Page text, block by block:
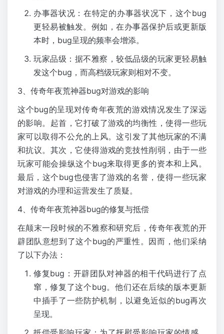
办事器状况：在特定的办事器状况下，这个bug
更轻易被触发。例如，在办事器保护后或更新版
本时，bug呈现的频率会增添。
玩家品级：据不雅察，较低品级的玩家更轻易触
发这个bug，而高档级玩家则相对不变。
3、传奇年夜荒神器bug对游戏的影响
这个bug的呈现对传奇年夜荒的游戏情况发生了深远
的影响。起首，它打破了游戏的均衡性，使得一些玩
家可以取得不公允的上风。这引发了其他玩家的不满
和抗议。其次，它使得游戏的竞技性削弱，由于一些
玩家可能会操纵这个bug来取得更多的资本和上风。
最后，这个bug也侵害了游戏的名誉，使得一些玩家
对游戏的办理和运营发生了质疑。
4、传奇年夜荒神器bug的修复与抵偿
在颠末一段时候的不雅察和研究后，传奇年夜荒的开
辟团队意想到了这个bug的严重性。因而，他们采纳
了以下办法：
修复bug：开辟团队对神器的相干代码进行了点
窜，修复了这个bug。他们还在后续的版本更新
中插手了一些防护机制，以避免近似的bug再次
呈现。